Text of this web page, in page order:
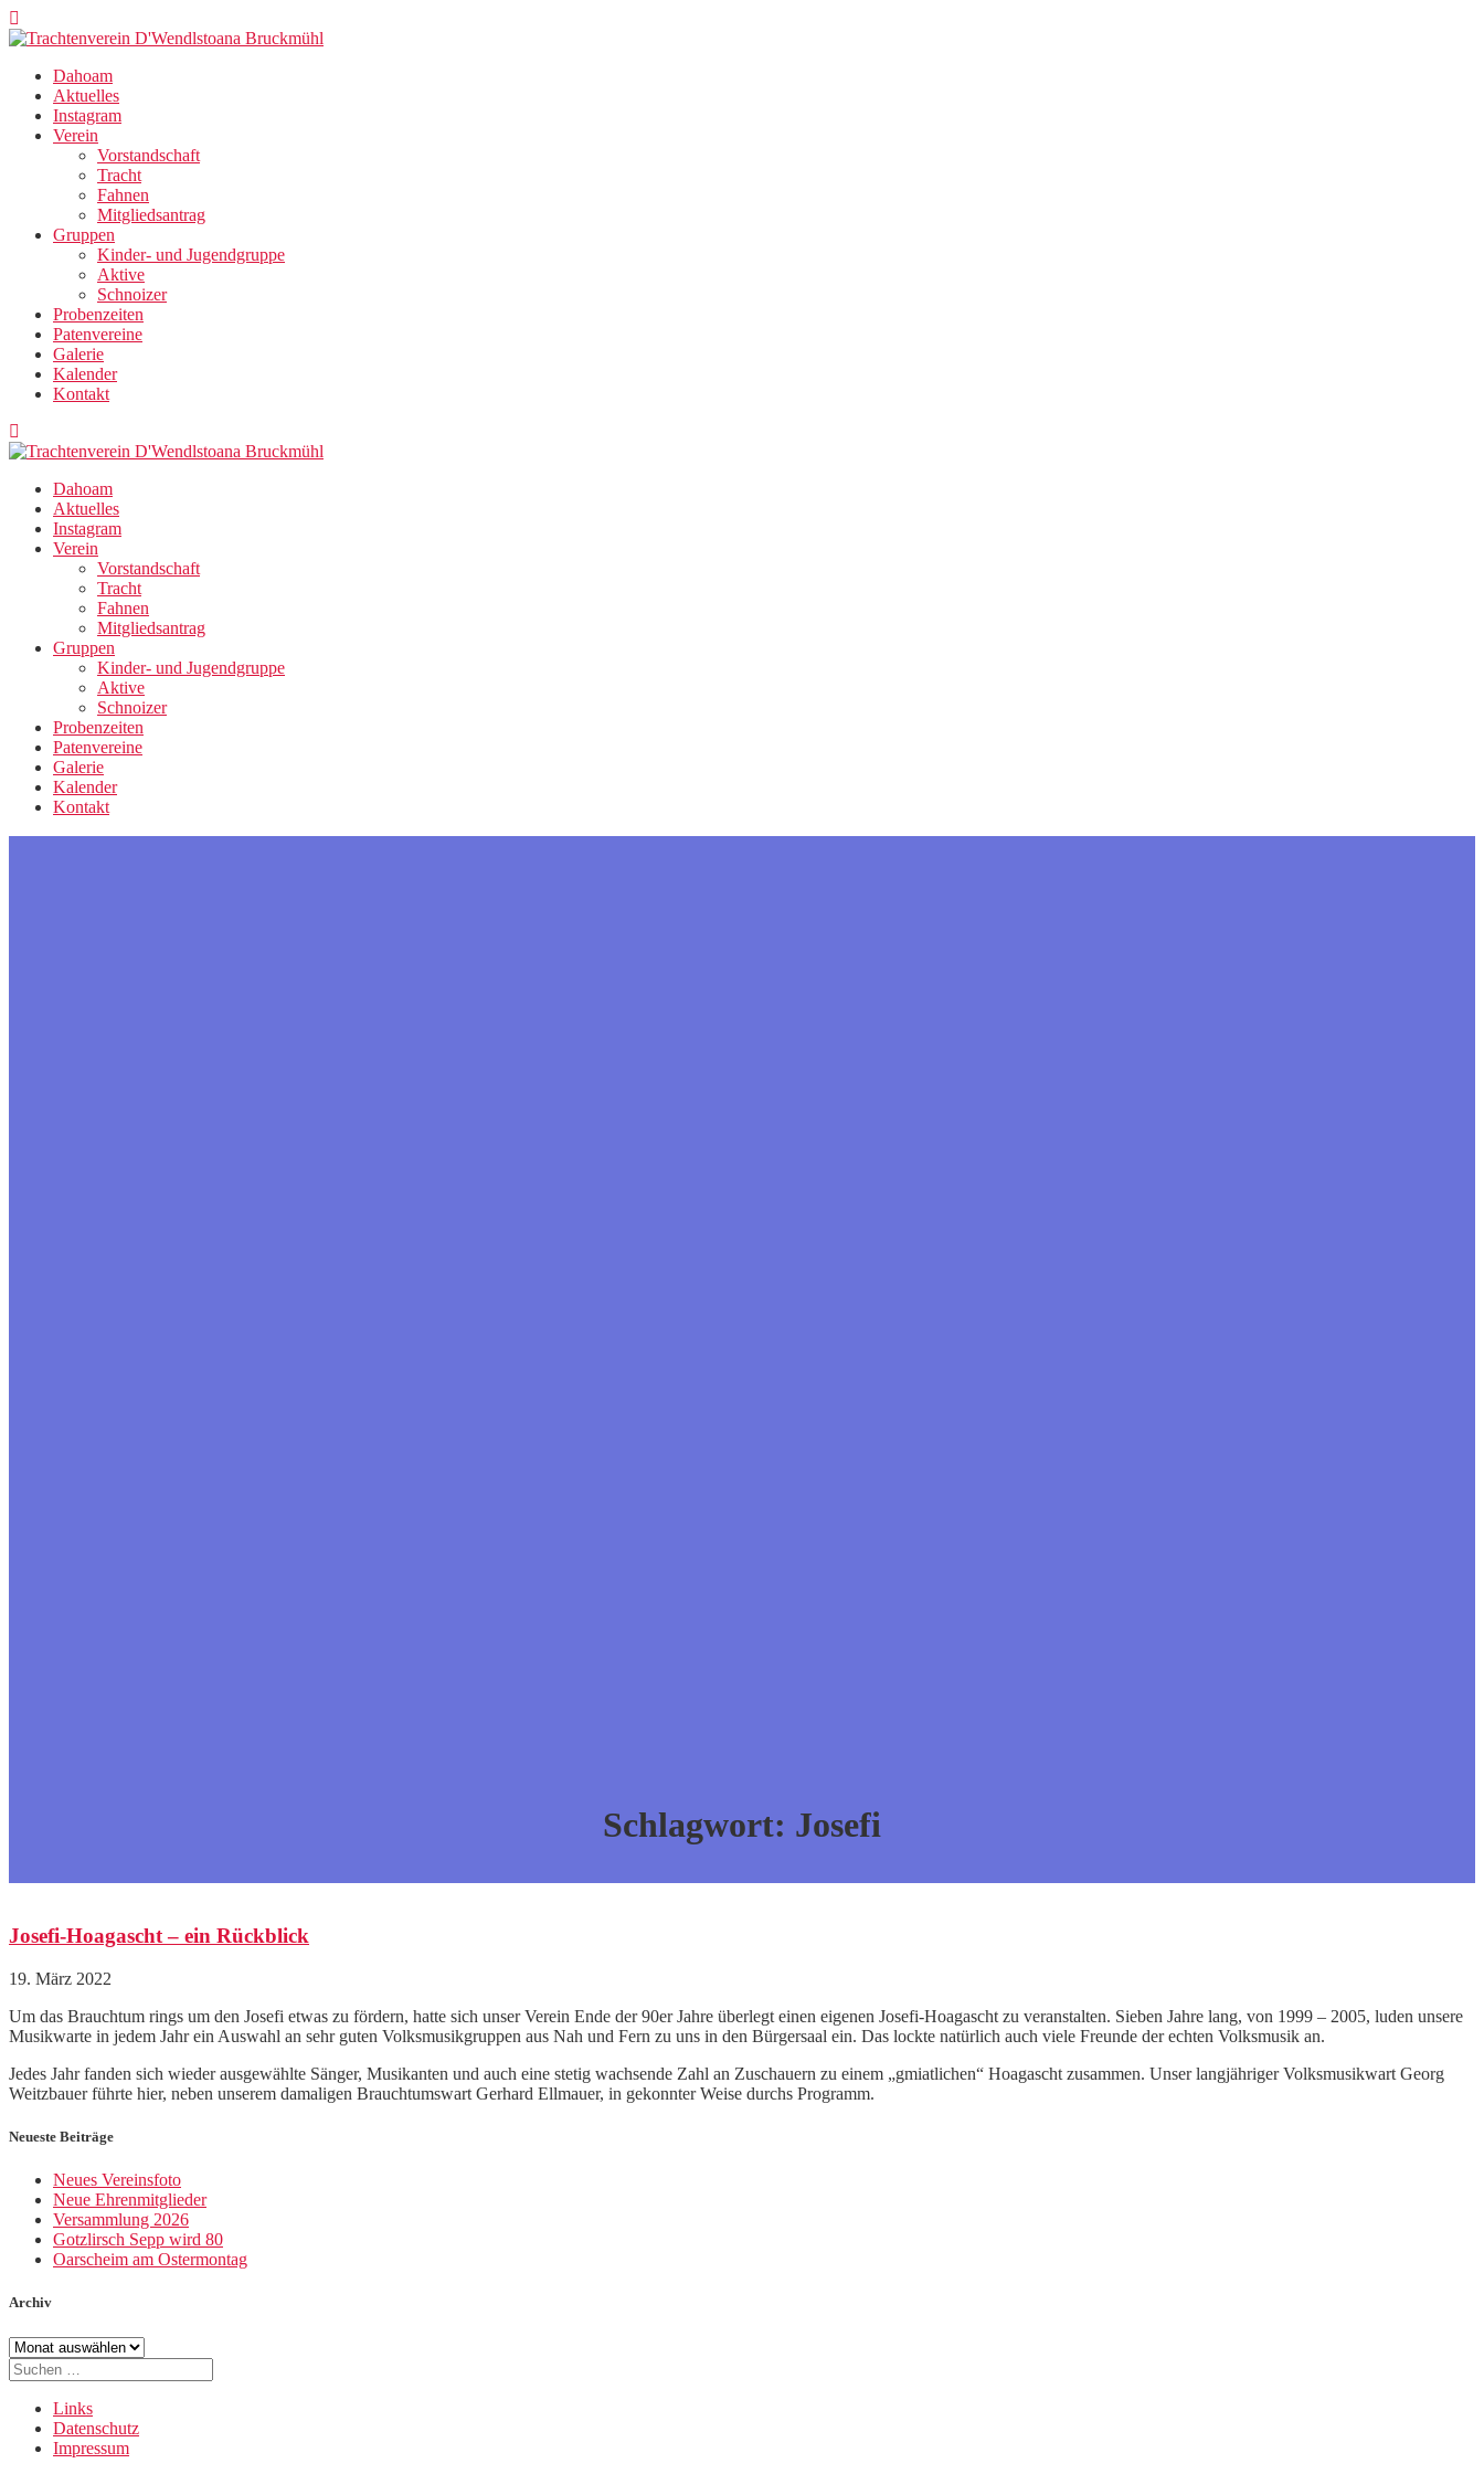
Zum
Inhalt
Dahoam
Aktuelles
Instagram
Verein
Vorstandschaft
Tracht
Fahnen
Mitgliedsantrag
Gruppen
Kinder- und Jugendgruppe
Aktive
Schnoizer
Probenzeiten
Patenvereine
Galerie
Kalender
Kontakt
Dahoam
Aktuelles
Instagram
Verein
Vorstandschaft
Tracht
Fahnen
Mitgliedsantrag
Gruppen
Kinder- und Jugendgruppe
Aktive
Schnoizer
Probenzeiten
Patenvereine
Galerie
Kalender
Kontakt
Schlagwort: Josefi
Josefi-Hoagascht – ein Rückblick
19. März 2022
Um das Brauchtum rings um den Josefi etwas zu fördern, hatte sich unser Verein Ende der 90er Jahre überlegt einen eigenen Josefi-Hoagascht zu veranstalten. Sieben Jahre lang, von 1999 – 2005, luden unsere
Musikwarte in jedem Jahr ein Auswahl an sehr guten Volksmusikgruppen aus Nah und Fern zu uns in den Bürgersaal ein. Das lockte natürlich auch viele Freunde der echten Volksmusik an.
Jedes Jahr fanden sich wieder ausgewählte Sänger, Musikanten und auch eine stetig wachsende Zahl an Zuschauern zu einem „gmiatlichen“ Hoagascht zusammen. Unser langjähriger Volksmusikwart Georg
Weitzbauer führte hier, neben unserem damaligen Brauchtumswart Gerhard Ellmauer, in gekonnter Weise durchs Programm.
Neueste Beiträge
Neues Vereinsfoto
Neue Ehrenmitglieder
Versammlung 2026
Gotzlirsch Sepp wird 80
Oarscheim am Ostermontag
Archiv
Archiv
Suche
nach:
Links
Datenschutz
Impressum